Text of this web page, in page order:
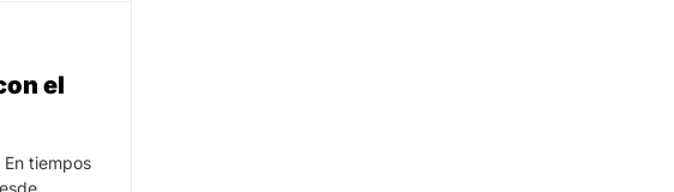
el
tiempos